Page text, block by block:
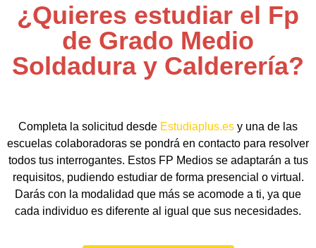
¿Quieres estudiar el Fp
de Grado Medio
Soldadura y Calderería?
Completa la solicitud desde Estudiaplus.es y una de las
escuelas colaboradoras se pondrá en contacto para resolver
todos tus interrogantes. Estos FP Medios se adaptarán a tus
requisitos, pudiendo estudiar de forma presencial o virtual.
Darás con la modalidad que más se acomode a ti, ya que
cada individuo es diferente al igual que sus necesidades.